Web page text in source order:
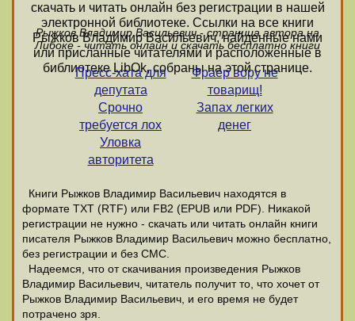
скачать и читать онлайн без регистрации в нашей
электронной библиотеке. Ссылки на все книги
Рыжков Владимир Васильевич, найденные нами
или присланные читателями и расположенные в
библиотеке LibOk, собраны на этой странице.
Рыжков Владимир Васильевич - страница автора на
Либоке - читать онлайн и скачать бесплатно книги
Пресс-хата для
депутата
Срочно
требуется лох
Уловка
авторитета
Фраер вору не
товарищ!
Запах легких
денег
Книги Рыжков Владимир Васильевич находятся в
формате ТХТ (RTF) или FB2 (EPUB или PDF). Никакой
регистрации не нужно - скачать или читать онлайн книги
писателя Рыжков Владимир Васильевич можно бесплатно,
без регистрации и без СМС.
Надеемся, что от скачивания произведения Рыжков
Владимир Васильевич, читатель получит то, что хочет от
Рыжков Владимир Васильевич, и его время не будет
потрачено зря.